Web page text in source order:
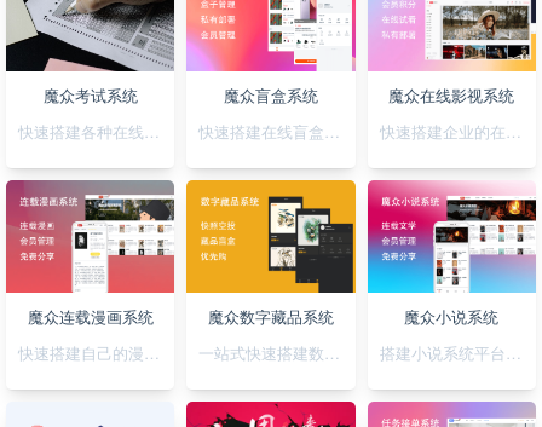
魔众考试系统
快速搭建各种在线考试系统
魔众盲盒系统
快速搭建在线盲盒系统
魔众在线影视系统
快速搭建企业的在线影视系统
魔众连载漫画系统
快速搭建自己的漫画连载系统
魔众数字藏品系统
一站式快速搭建数字藏品平台
魔众小说系统
搭建小说系统平台，正版小说渠道合作